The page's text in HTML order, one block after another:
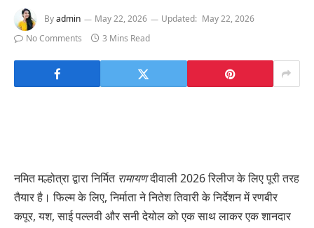
Byadmin May 22, 2026 Updated: May 22, 2026
No Comments
3 Mins Read
नमित मल्होत्रा ​​द्वारा निर्मित रामायणदीवाली 2026 रिलीज के लिए पूरी तरह
तैयार है। फिल्म के लिए, निर्माता ने नितेश तिवारी के निर्देशन में रणबीर
कपूर, यश, साई पल्लवी और सनी देयोल को एक साथ लाकर एक शानदार